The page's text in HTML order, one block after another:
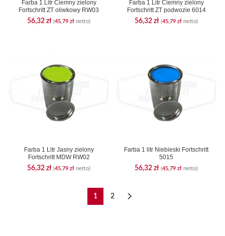
Farba 1 Litr Ciemny zielony
Fortschritt ZT oliwkowy RW03
56,32 zł (45,79 zł netto)
Farba 1 Litr Ciemny zielony
Fortschritt ZT podwozie 6014
56,32 zł (45,79 zł netto)
Farba 1 Litr Jasny zielony
Fortschritt MDW RW02
56,32 zł (45,79 zł netto)
Farba 1 litr Niebieski Fortschritt
5015
56,32 zł (45,79 zł netto)
1 2